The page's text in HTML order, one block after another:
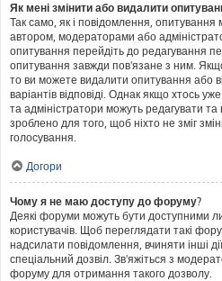
Як мені змінити або видалити
Так само, як і повідомлення, опитування
автором, модераторами або
опитування перейдіть до редагування
опитування завжди пов'язане з ним.
то ви можете видалити опитування або
варіантів відповіді. Однак якщо хтось
та адміністратори можуть редагувати
зроблено для того, щоб ніхто не зміг
голосування.
Догори
Чому я не маю доступу до форуму?
Деякі форуми можуть бути доступними
користувачів. Щоб переглядати такі
надсилати повідомлення, вчиняти інші
спеціальний дозвіл. Зв'яжіться з
форуму для отримання такого дозволу.